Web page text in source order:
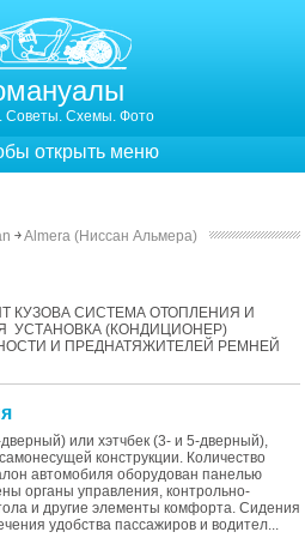
Советы. Схемы. Фото
открыть меню
￫Almera (Ниссан Альмера)
КУЗОВА СИСТЕМА ОТОПЛЕНИЯ И
УСТАНОВКА (КОНДИЦИОНЕР)
И ПРЕДНАТЯЖИТЕЛЕЙ РЕМНЕЙ
или хэтчбек (3- и 5-дверный),
конструкции. Количество
автомобиля оборудован панелью
органы управления, контрольно-
и другие элементы комфорта. Сидения
удобства пассажиров и водител...